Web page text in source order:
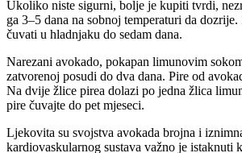
Ukoliko niste sigurni, bolje je kupiti tvrdi,
ga 3–5 dana na sobnoj temperaturi da
čuvati u hladnjaku do sedam dana.
Narezani avokado, pokapan limunovim
zatvorenoj posudi do dva dana. Pire od
Na dvije žlice pirea dolazi po jedna žlica
pire čuvajte do pet mjeseci.
Ljekovita su svojstva avokada brojna i
kardiovaskularnog sustava važno je istaknuti